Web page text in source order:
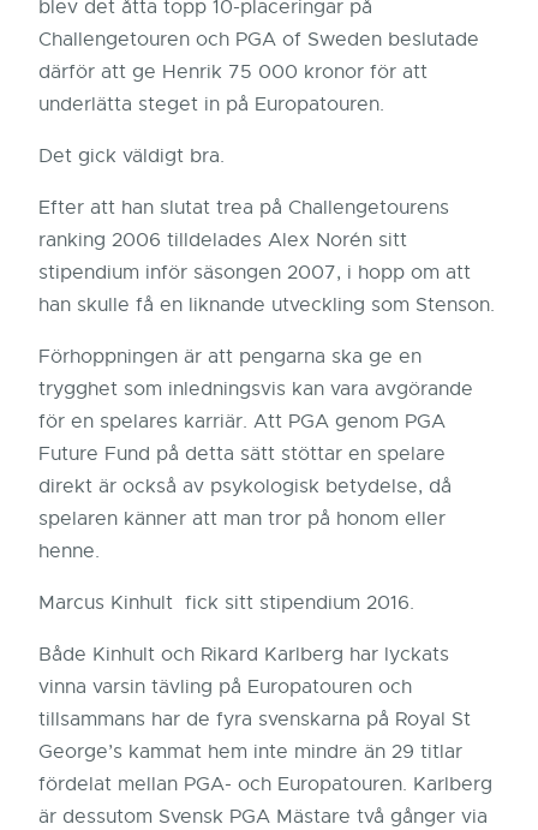
blev det åtta topp 10-placeringar på
Challengetouren och PGA of Sweden beslutade
därför att ge Henrik 75 000 kronor för att
underlätta steget in på Europatouren.
Det gick väldigt bra.
Efter att han slutat trea på Challengetourens
ranking 2006 tilldelades Alex Norén sitt
stipendium inför säsongen 2007, i hopp om att
han skulle få en liknande utveckling som Stenson.
Förhoppningen är att pengarna ska ge en
trygghet som inledningsvis kan vara avgörande
för en spelares karriär. Att PGA genom PGA
Future Fund på detta sätt stöttar en spelare
direkt är också av psykologisk betydelse, då
spelaren känner att man tror på honom eller
henne.
Marcus Kinhult fick sitt stipendium 2016.
Både Kinhult och Rikard Karlberg har lyckats
vinna varsin tävling på Europatouren och
tillsammans har de fyra svenskarna på Royal St
George’s kammat hem inte mindre än 29 titlar
fördelat mellan PGA- och Europatouren. Karlberg
är dessutom Svensk PGA Mästare två gånger via